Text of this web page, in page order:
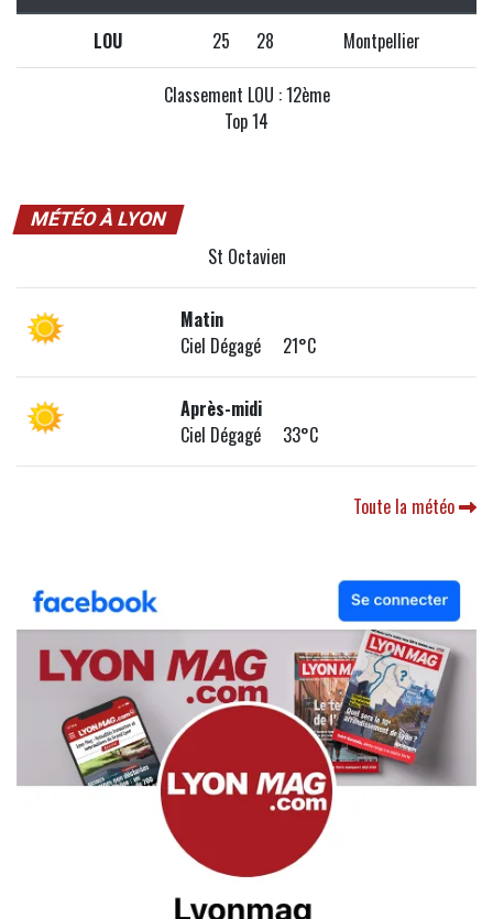
LOU 25 28 Montpellier
Classement LOU : 12ème
Top 14
MÉTÉO À LYON
St Octavien
Matin
Ciel Dégagé 21°C
Après-midi
Ciel Dégagé 33°C
Toute la météo